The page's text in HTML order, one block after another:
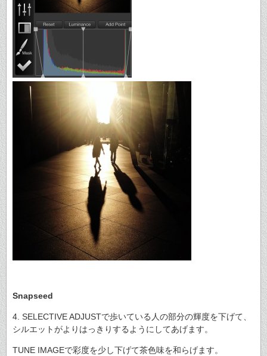
Snapseed
4. SELECTIVE ADJUSTで歩いている人の部分の輝度を下げて、
シルエットがよりはっきりするようにしてあげます。
TUNE IMAGEで彩度を少し下げて茶色味を和らげます。